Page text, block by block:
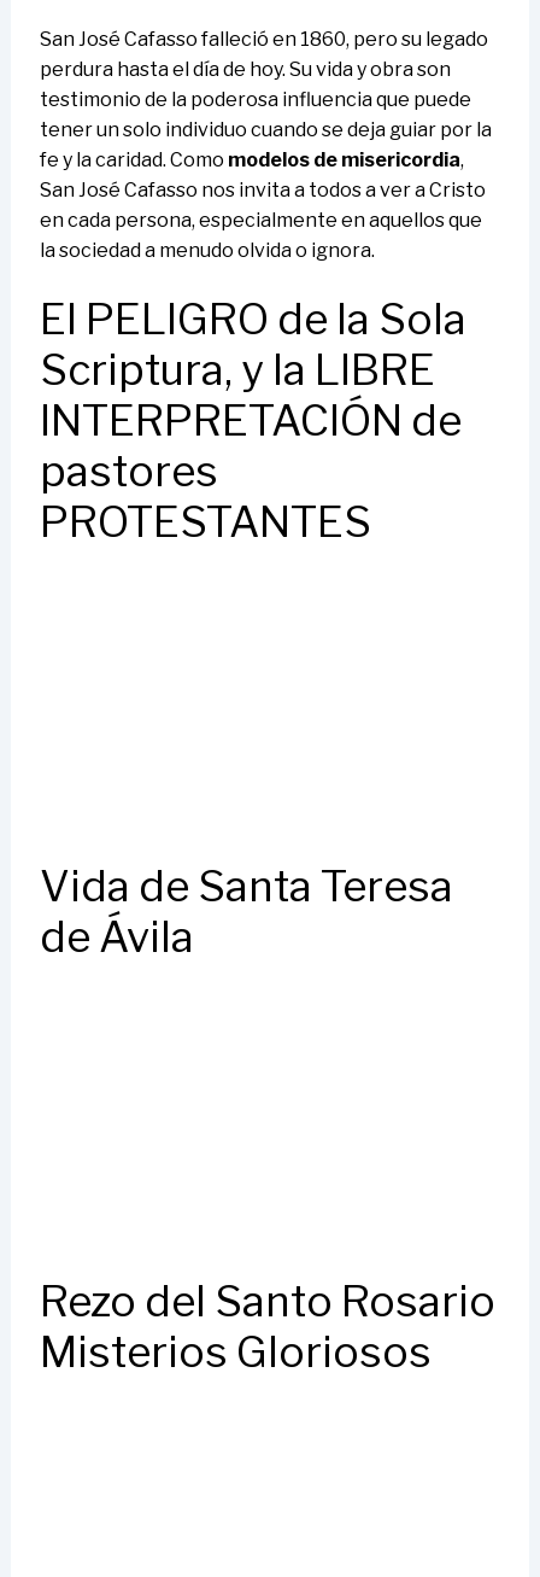
San José Cafasso falleció en 1860, pero su legado
perdura hasta el día de hoy. Su vida y obra son
testimonio de la poderosa influencia que puede
tener un solo individuo cuando se deja guiar por la
fe y la caridad. Como modelos de misericordia,
San José Cafasso nos invita a todos a ver a Cristo
en cada persona, especialmente en aquellos que
la sociedad a menudo olvida o ignora.
El PELIGRO de la Sola
Scriptura, y la LIBRE
INTERPRETACIÓN de
pastores
PROTESTANTES
Vida de Santa Teresa
de Ávila
Rezo del Santo Rosario
Misterios Gloriosos